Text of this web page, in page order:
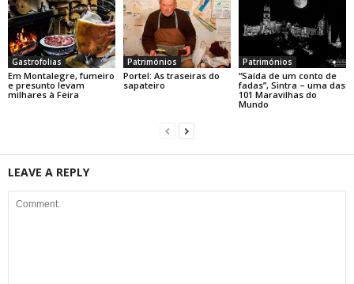
Gastrofolias
Em Montalegre, fumeiro
e presunto levam
milhares à Feira
Patrimónios
Portel: As traseiras do
sapateiro
Patrimónios
“Saída de um conto de
fadas”, Sintra – uma das
101 Maravilhas do
Mundo
LEAVE A REPLY